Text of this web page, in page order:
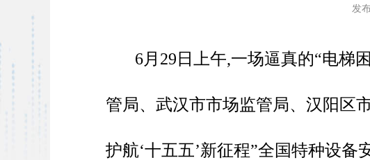
发
6月29日上午,一场逼真的“电梯
管局、武汉市市场监管局、汉阳区
护航‘十五五’新征程”全国特种设